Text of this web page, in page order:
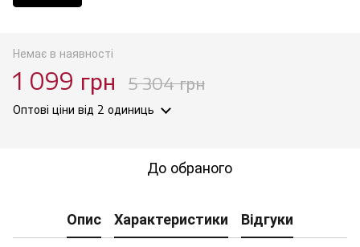
Немає в наявності
1 099 грн 5 304 грн
Оптові ціни від 2 одиниць
До обраного
Опис Характеристики Відгуки